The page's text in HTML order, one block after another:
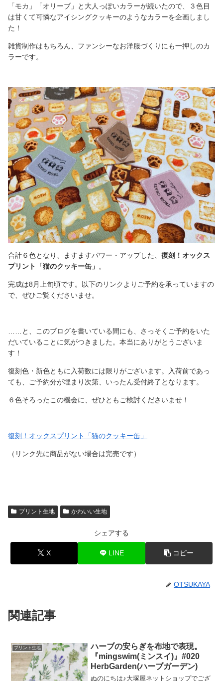
「モカ」「オリーブ」と大人っぽいカラーが続いたので、３色目
は甘くて可憐なアイシングクッキーのようなカラーを企画しまし
た！
雑貨制作はもちろん、ファンシーなお洋服づくりにも一押しのカ
ラーです。
合計６色となり、ますますパワー・アップした、 復刻！オックス
プリント「猫のクッキー缶」 。
完成は8月上旬頃です。以下のリンクよりご予約を承っていますの
で、ぜひご覧くださいませ。
……と、このブログを書いている間にも、さっそくご予約をいた
だいていることに気がつきました。本当にありがとうございま
す！
復刻色・新色ともに入荷数には限りがございます。入荷前であっ
ても、ご予約分が埋まり次第、いったん受付終了となります。
６色そろったこの機会に、ぜひともご検討くださいませ！
復刻！オックスプリント「猫のクッキー缶」
（リンク先に商品がない場合は完売です）
プリント生地 かわいい生地
シェアする
X LINE コピー
OTSUKAYA
関連記事
プリント生地
ハーブの安らぎを布地で表現。
『mingswim(ミンスイ)』#020
HerbGarden(ハーブガーデン)
ぬのにちは♪大塚屋ネットショップでござ